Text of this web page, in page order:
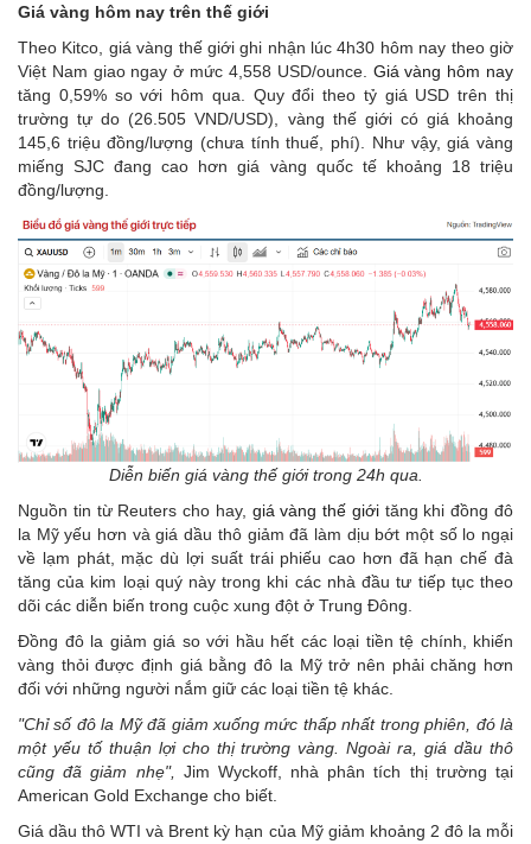
Giá vàng hôm nay trên thế giới
Theo Kitco, giá vàng thế giới ghi nhận lúc 4h30 hôm nay theo giờ
Việt Nam giao ngay ở mức 4,558 USD/ounce. Giá vàng hôm nay
tăng 0,59% so với hôm qua. Quy đổi theo tỷ giá USD trên thị
trường tự do (26.505 VND/USD), vàng thế giới có giá khoảng
145,6 triệu đồng/lượng (chưa tính thuế, phí). Như vậy, giá vàng
miếng SJC đang cao hơn giá vàng quốc tế khoảng 18 triệu
đồng/lượng.
Diễn biến giá vàng thế giới trong 24h qua.
Nguồn tin từ Reuters cho hay, giá vàng thế giớităng khi đồng đô
la Mỹ yếu hơn và giá dầu thô giảm đã làm dịu bớt một số lo ngại
về lạm phát, mặc dù lợi suất trái phiếu cao hơn đã hạn chế đà
tăng của kim loại quý này trong khi các nhà đầu tư tiếp tục theo
dõi các diễn biến trong cuộc xung đột ở Trung Đông.
Đồng đô la giảm giá so với hầu hết các loại tiền tệ chính, khiến
vàng thỏi được định giá bằng đô la Mỹ trở nên phải chăng hơn
đối với những người nắm giữ các loại tiền tệ khác.
"Chỉ số đô la Mỹ đã giảm xuống mức thấp nhất trong phiên, đó là
một yếu tố thuận lợi cho thị trường vàng. Ngoài ra, giá dầu thô
cũng đã giảm nhẹ", Jim Wyckoff, nhà phân tích thị trường tại
American Gold Exchange cho biết.
Giá dầu thô WTI và Brent kỳ hạn của Mỹ giảm khoảng 2 đô la mỗi